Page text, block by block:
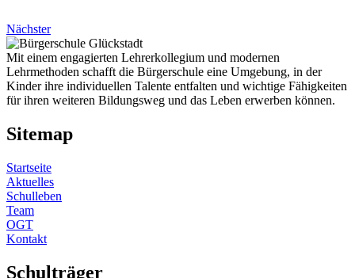
Nächster
Mit einem engagierten Lehrerkollegium und modernen
Lehrmethoden schafft die Bürgerschule eine Umgebung, in der
Kinder ihre individuellen Talente entfalten und wichtige Fähigkeiten
für ihren weiteren Bildungsweg und das Leben erwerben können.
Sitemap
Startseite
Aktuelles
Schulleben
Team
OGT
Kontakt
Schulträger